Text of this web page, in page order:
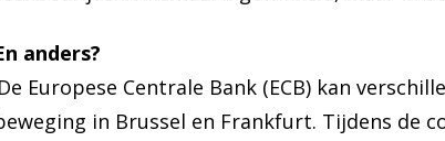
anders?
Europese Centrale Bank (ECB) kan
in Brussel en Frankfurt. Tijdens de